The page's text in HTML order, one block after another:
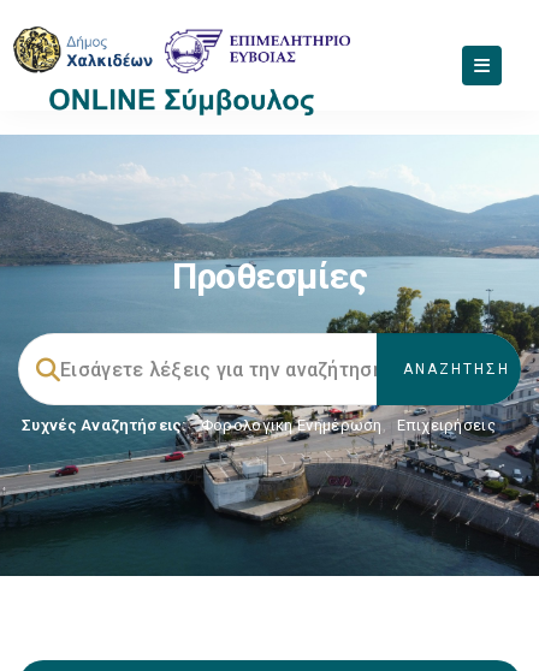
Προθεσμίες
Συχνές Αναζητήσεις: Φορολογικη Ενημέρωση, Επιχειρήσεις